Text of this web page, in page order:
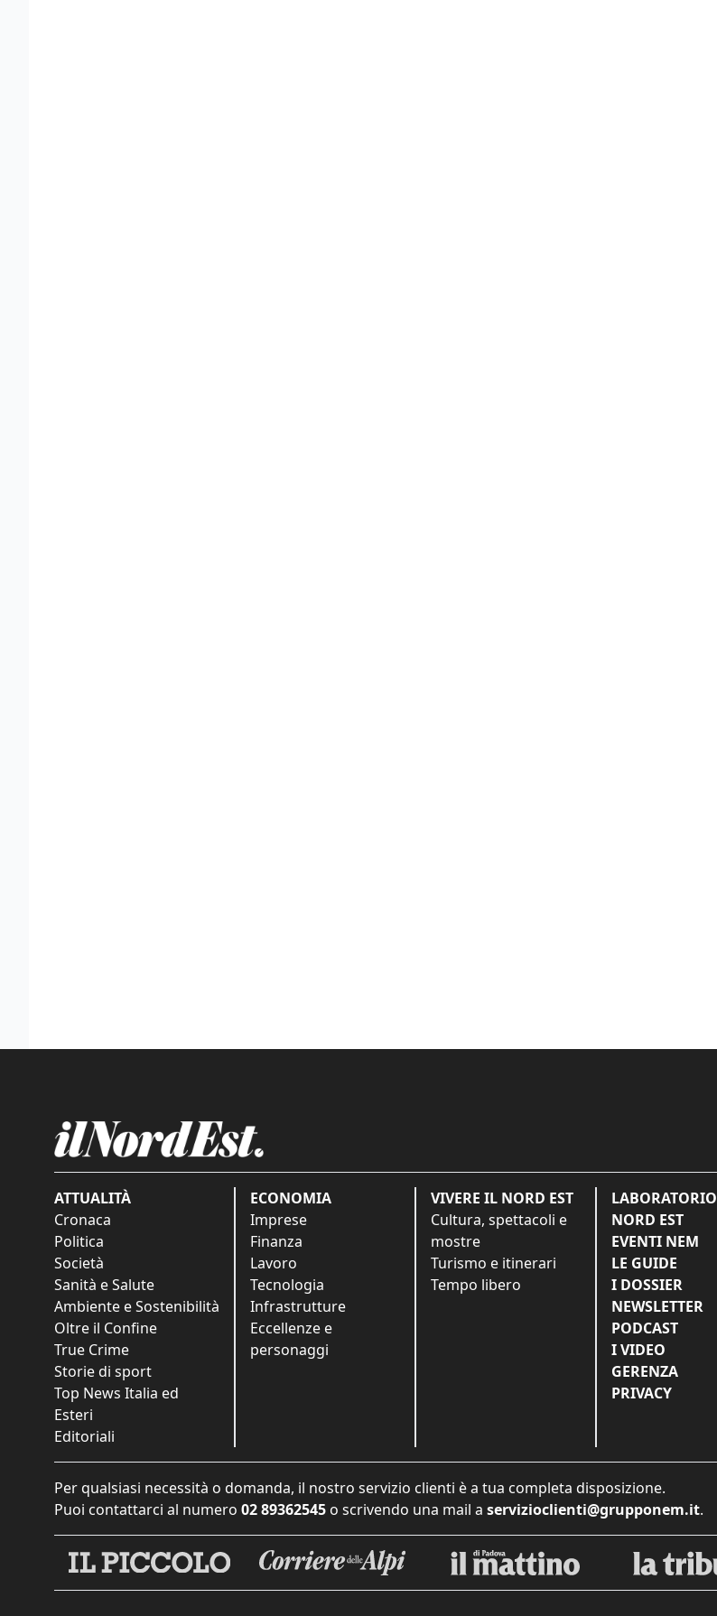
ATTUALITÀ
Cronaca
Politica
Società
Sanità e Salute
Ambiente e Sostenibilità
Oltre il Confine
True Crime
Storie di sport
Top News Italia ed
Esteri
Editoriali
ECONOMIA
Imprese
Finanza
Lavoro
Tecnologia
Infrastrutture
Eccellenze e
personaggi
VIVERE IL NORD EST
Cultura, spettacoli e
mostre
Turismo e itinerari
Tempo libero
LABORATORIO
NORD EST
EVENTI NEM
LE GUIDE
I DOSSIER
NEWSLETTER
PODCAST
I VIDEO
GERENZA
PRIVACY
Per qualsiasi necessità o domanda, il nostro servizio clienti è a tua completa disposizione.
Puoi contattarci al numero 02 89362545 o scrivendo una mail a servizioclienti@grupponem.it.